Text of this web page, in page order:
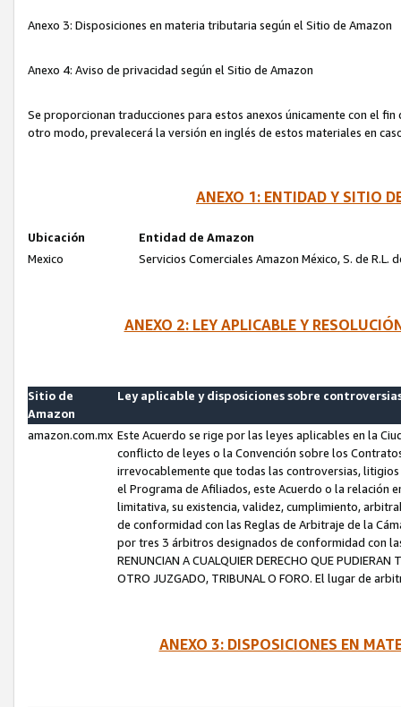
Anexo 3: Disposiciones en materia tributaria según el Sitio de Amazon
Anexo 4: Aviso de privacidad según el Sitio de Amazon
Se proporcionan traducciones para estos anexos únicamente con el
otro modo, prevalecerá la versión en inglés de estos materiales en
ANEXO 1: ENTIDAD Y SITIO
Ubicación
Entidad de Amazon
Mexico
Servicios Comerciales Amazon México, S. de R.L.
ANEXO 2: LEY APLICABLE Y
Sitio de
Amazon
Ley aplicable y disposiciones sobre
amazon.com.mx Este Acuerdo se rige por las leyes aplicables en la
conflicto de leyes o la Convención sobre los
irrevocablemente que todas las controversias,
el Programa de Afiliados, este Acuerdo o la relación
limitativa, su existencia, validez, cumplimiento,
de conformidad con las Reglas de Arbitraje de la
por tres 3 árbitros designados de conformidad con las
RENUNCIAN A CUALQUIER DERECHO QUE
OTRO JUZGADO, TRIBUNAL O FORO. El lugar de
ANEXO 3: DISPOSICIONES EN